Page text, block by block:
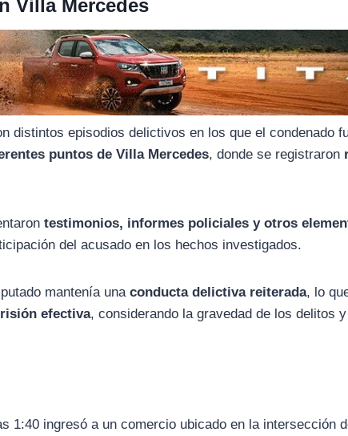
Villa Mercedes
distintos episodios delictivos en los que el condenado
puntos de Villa Mercedes, donde se registraron
testimonios, informes policiales y otros
del acusado en los hechos investigados.
mantenía unaconducta delictiva reiterada, lo
efectiva, considerando la gravedad de los delitos
1:40 ingresó a un comercio ubicado en la intersección